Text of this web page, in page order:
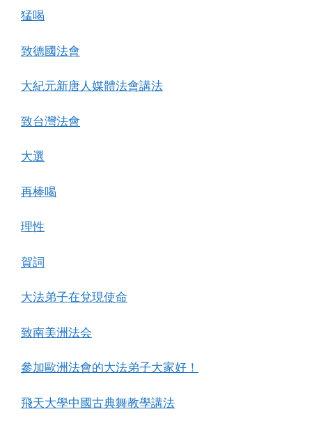
猛喝
致德國法會
大紀元新唐人媒體法會講法
致台灣法會
大選
再棒喝
理性
賀詞
大法弟子在兌現使命
致南美洲法会
參加歐洲法會的大法弟子大家好！
飛天大學中國古典舞教學講法